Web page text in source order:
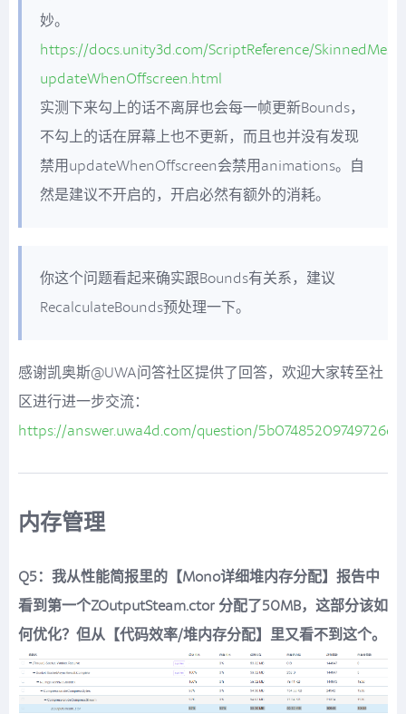
妙。
https://docs.unity3d.com/ScriptReference/
updateWhenOffscreen.html
实测下来勾上的话不离屏也会每一帧更新Bounds，
不勾上的话在屏幕上也不更新，而且也并没有发现
禁用updateWhenOffscreen会禁用animations。自
然是建议不开启的，开启必然有额外的消耗。
你这个问题看起来确实跟Bounds有关系，建议
RecalculateBounds预处理一下。
感谢凯奥斯@UWA问答社区提供了回答，欢迎大家转至社
区进行进一步交流：
https://answer.uwa4d.com/question/
内存管理
Q5：我从性能简报里的【Mono详细堆内存分配】报告中
看到第一个ZOutputSteam.ctor 分配了50MB，这部分该如
何优化？但从【代码效率/堆内存分配】里又看不到这个。